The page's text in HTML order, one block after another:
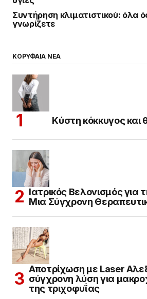
Συντήρηση κλιματιστικού: όλα
γνωρίζετε
ΚΟΡΥΦΑΙΑ ΝΕΑ
Κύστη κόκκυγος και
Ιατρικός Βελονισμός για
Μια Σύγχρονη
Αποτρίχωση με Laser
σύγχρονη λύση για
της τριχοφυΐας